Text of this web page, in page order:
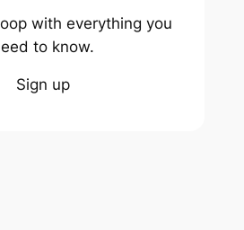
with everything you
to know.
Sign up